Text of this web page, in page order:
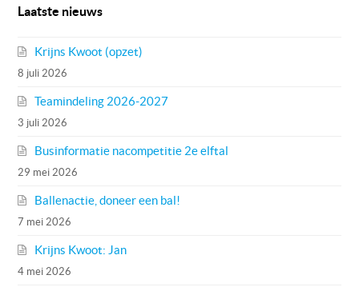
Laatste nieuws
Krijns Kwoot (opzet)
8 juli 2026
Teamindeling 2026-2027
3 juli 2026
Businformatie nacompetitie 2e elftal
29 mei 2026
Ballenactie, doneer een bal!
7 mei 2026
Krijns Kwoot: Jan
4 mei 2026